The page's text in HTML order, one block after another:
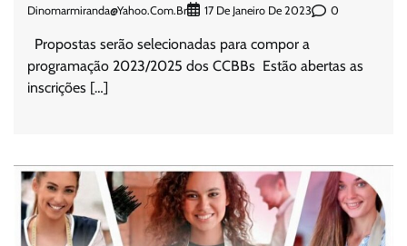
Dinomarmiranda@yahoo.com.br 17 De Janeiro De 2023 0
Propostas serão selecionadas para compor a
programação 2023/2025 dos CCBBs Estão abertas as
inscrições […]